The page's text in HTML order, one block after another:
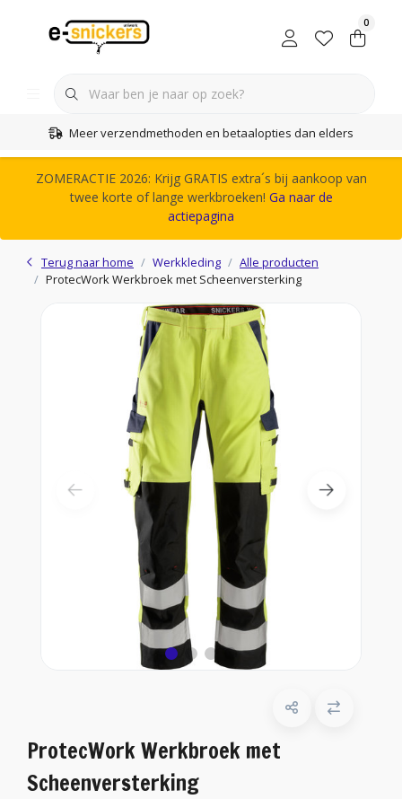
0
Meer verzendmethoden en betaalopties dan elders
ZOMERACTIE 2026: Krijg GRATIS extra´s bij aankoop van
twee korte of lange werkbroeken! Ga naar de
actiepagina
Terug naar home Werkkleding
Alle producten
ProtecWork Werkbroek met Scheenversterking
ProtecWork Werkbroek met
Scheenversterking